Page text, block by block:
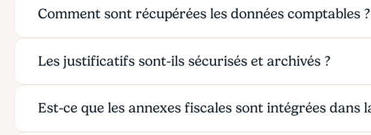
Comment sont récupérées les données comptables ?
Les justificatifs sont-ils sécurisés et archivés ?
Est-ce que les annexes fiscales sont intégrées dans